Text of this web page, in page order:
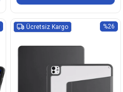
%26
Ücretsiz Kargo